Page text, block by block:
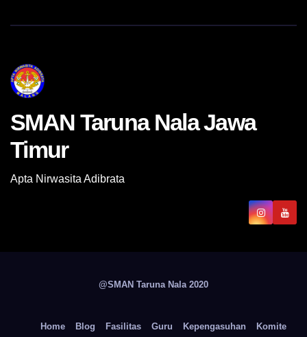
SMAN Taruna Nala Jawa
Timur
Apta Nirwasita Adibrata
@SMAN Taruna Nala 2020
Home Blog Fasilitas Guru Kepengasuhan Komite